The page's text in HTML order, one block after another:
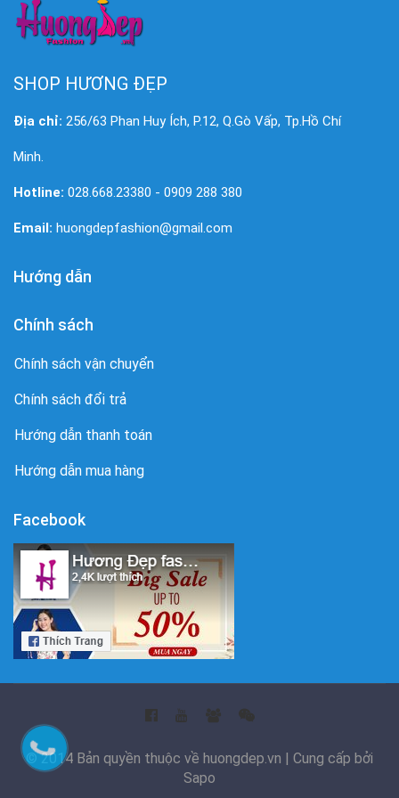
SHOP HƯƠNG ĐẸP
Địa chỉ: 256/63 Phan Huy Ích, P.12, Q.Gò Vấp, Tp.Hồ Chí
Minh.
Hotline: 028.668.23380 - 0909 288 380
Email: huongdepfashion@gmail.com
Hướng dẫn
Chính sách
Chính sách vận chuyển
Chính sách đổi trả
Hướng dẫn thanh toán
Hướng dẫn mua hàng
Facebook
© 2014 Bản quyền thuộc về huongdep.vn | Cung cấp bởi
Sapo